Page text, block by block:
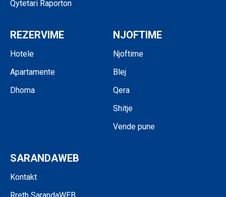
Qytetari Raporton
REZERVIME
Hotele
Apartamente
Dhoma
NJOFTIME
Njoftime
Blej
Qera
Shitje
Vende pune
SARANDAWEB
Kontakt